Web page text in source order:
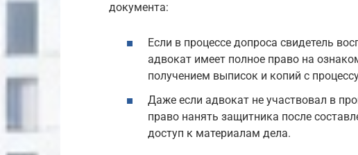
документа:
Если в процессе допроса свидетель
адвокат имеет полное право на
получением выписок и копий с
Даже если адвокат не участвовал в
право нанять защитника после
доступ к материалам дела.